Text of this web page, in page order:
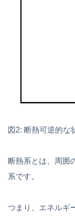
図2: 断熱可逆的な
断熱系とは、周囲
系です。
つまり、エネルギ